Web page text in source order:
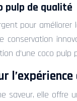
pulp de qualité
pour
d’une coco
saveur, elle